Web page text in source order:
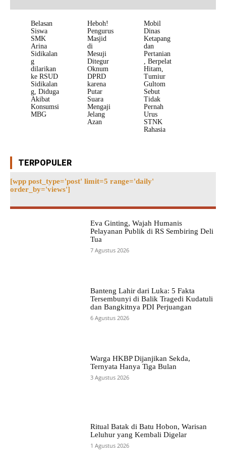
Belasan
Siswa
SMK
Arina
Sidikalan
g
dilarikan
ke RSUD
Sidikalan
g, Diduga
Akibat
Konsumsi
MBG
Heboh!
Pengurus
Masjid
di
Mesuji
Ditegur
Oknum
DPRD
karena
Putar
Suara
Mengaji
Jelang
Azan
Mobil
Dinas
Ketapang
dan
Pertanian
, Berpelat
Hitam,
Tumiur
Gultom
Sebut
Tidak
Pernah
Urus
STNK
Rahasia
TERPOPULER
[wpp post_type='post' limit=5 range='daily'
order_by='views']
Eva Ginting, Wajah Humanis
Pelayanan Publik di RS Sembiring Deli
Tua
7 Agustus 2026
Banteng Lahir dari Luka: 5 Fakta
Tersembunyi di Balik Tragedi Kudatuli
dan Bangkitnya PDI Perjuangan
6 Agustus 2026
Warga HKBP Dijanjikan Sekda,
Ternyata Hanya Tiga Bulan
3 Agustus 2026
Ritual Batak di Batu Hobon, Warisan
Leluhur yang Kembali Digelar
1 Agustus 2026